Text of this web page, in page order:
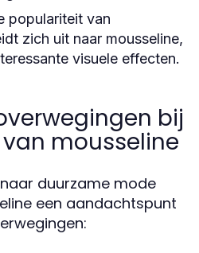
populariteit van
zich uit naar mousseline,
visuele effecten.
bij
mousseline
duurzame mode
een aandachtspunt